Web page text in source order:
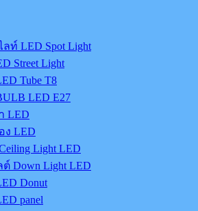
ท์ LED Spot Light
Street Light
Tube T8
LED E27
LED
ง LED
Light LED
Down Light LED
Donut
panel